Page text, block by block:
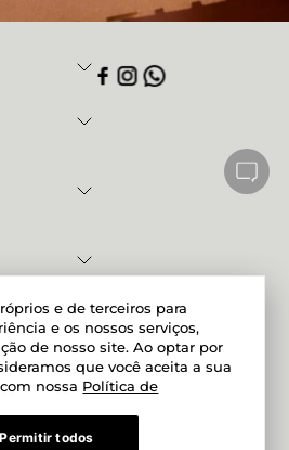
e de terceiros para
e os nossos serviços,
de nosso site. Ao optar por
que você aceita a sua
nossa Política de
Permitir todos
Powered by Developed by